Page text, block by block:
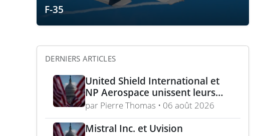
F-35
DERNIERS ARTICLES
United Shield International et
NP Aerospace unissent leurs
forces pour renforcer le soutien
aux équipes américaines de
déminage
par Pierre Thomas • 06 août 2026
Mistral Inc. et Uvision